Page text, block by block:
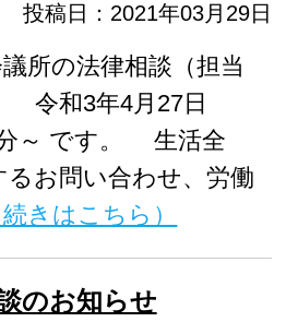
投稿日：2021年03月29日
所の法律相談（担当
令和3年4月27日
分～ です。 生活全
お問い合わせ、労働
続きはこちら）
のお知らせ